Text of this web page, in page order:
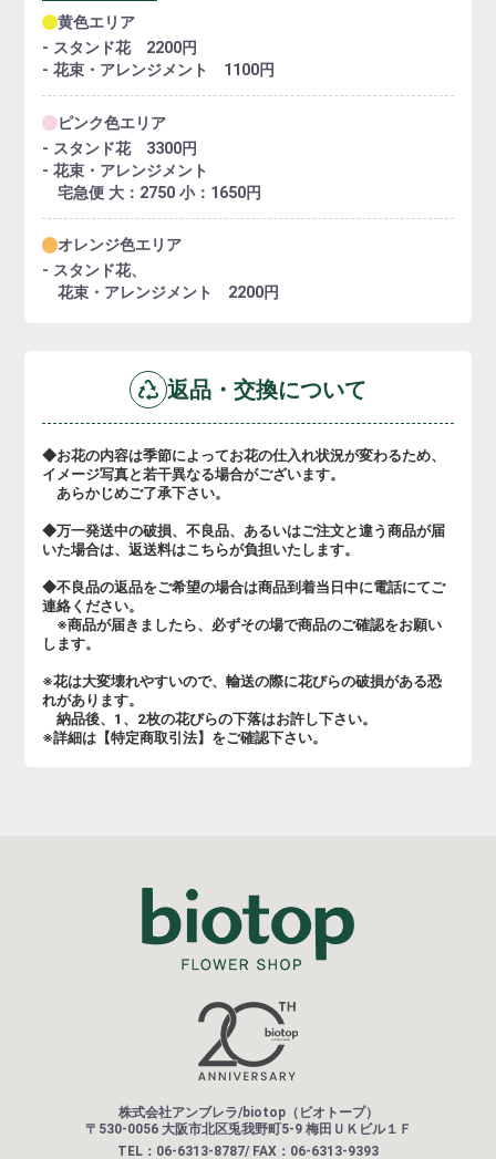
黄色エリア
- スタンド花 2200円
- 花束・アレンジメント 1100円
ピンク色エリア
- スタンド花 3300円
- 花束・アレンジメント
宅急便 大：2750 小：1650円
オレンジ色エリア
- スタンド花、
花束・アレンジメント 2200円
返品・交換について
◆お花の内容は季節によってお花の仕入れ状況が変わるため、
イメージ写真と若干異なる場合がございます。
あらかじめご了承下さい。
◆万一発送中の破損、不良品、あるいはご注文と違う商品が届
いた場合は、返送料はこちらが負担いたします。
◆不良品の返品をご希望の場合は商品到着当日中に電話にてご
連絡ください。
※商品が届きましたら、必ずその場で商品のご確認をお願い
します。
※花は大変壊れやすいので、輸送の際に花びらの破損がある恐
れがあります。
納品後、1、2枚の花びらの下落はお許し下さい。
※詳細は【特定商取引法】をご確認下さい。
株式会社アンブレラ/biotop（ビオトープ）
〒530-0056 大阪市北区兎我野町5-9 梅田ＵＫビル１Ｆ
TEL：06-6313-8787/ FAX：06-6313-9393